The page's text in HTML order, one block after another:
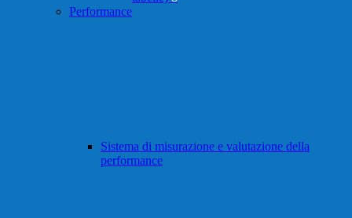
Performance
Sistema di misurazione e valutazione della
performance